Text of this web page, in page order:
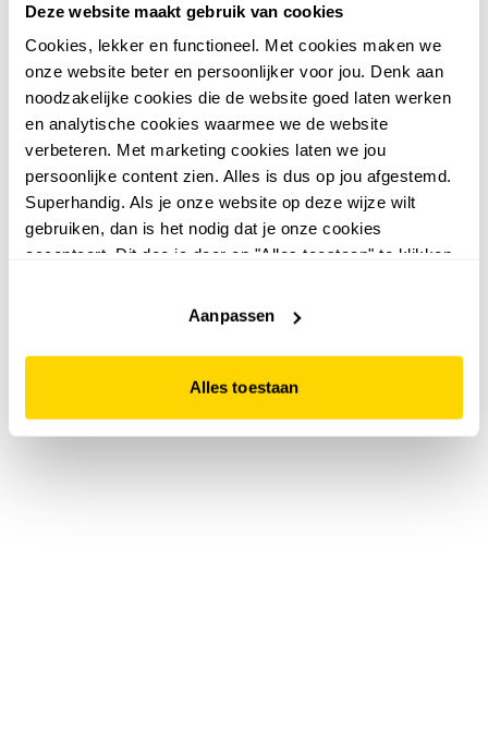
Deze website maakt gebruik van cookies
Cookies, lekker en functioneel. Met cookies maken we
onze website beter en persoonlijker voor jou. Denk aan
noodzakelijke cookies die de website goed laten werken
en analytische cookies waarmee we de website
verbeteren. Met marketing cookies laten we jou
persoonlijke content zien. Alles is dus op jou afgestemd.
Superhandig. Als je onze website op deze wijze wilt
gebruiken, dan is het nodig dat je onze cookies
accepteert. Dit doe je door op "Alles toestaan" te klikken.
website niet optimaal functioneert.
Aanpassen
Alles toestaan